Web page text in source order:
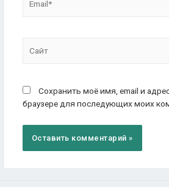
Сохранить моё имя, email и
браузере для последующих моих